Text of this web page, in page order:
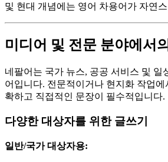
및 현대 개념에는 영어 차용어가 자연
미디어 및 전문 분야에서
네팔어는 국가 뉴스, 공공 서비스 및 일
어입니다. 전문적이거나 현지화 작업
확하고 직접적인 문장이 필수적입니다.
다양한 대상자를 위한 글쓰기
일반/국가 대상자용: